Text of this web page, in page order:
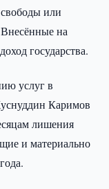
или
на
государства.
услуг в
Каримов
лишения
и материально